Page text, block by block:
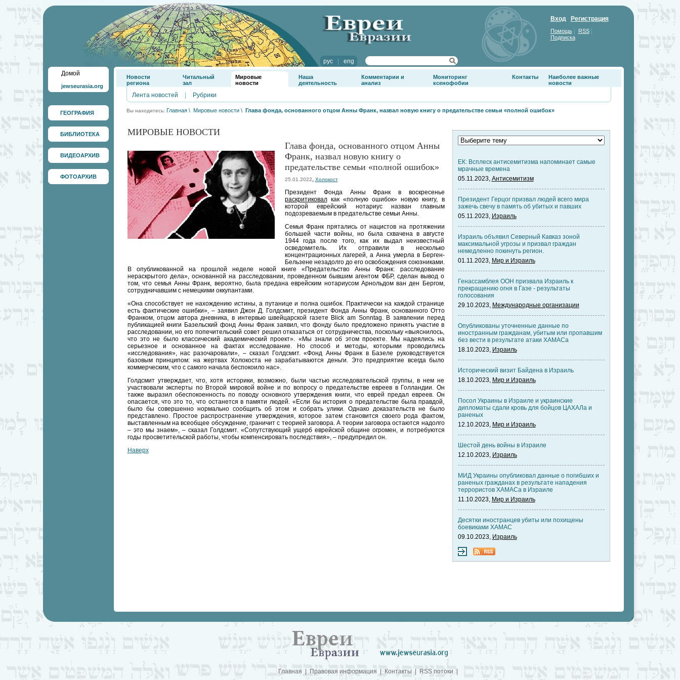
рус| eng
Вход Регистрация
Помощь| RSS|
Подписка
Домой
jewseurasia.org
ГЕОГРАФИЯ
БИБЛИОТЕКА
ВИДЕОАРХИВ
ФОТОАРХИВ
Новости
региона
Читальный
зал
Мировые
новости
Наша
деятельность
Комментарии и
анализ
Мониторинг
ксенофобии
Контакты
Наиболее важные
новости
Лента новостей Рубрики
Вы находитесь: Главная \ Мировые новости \ Глава фонда, основанного отцом Анны Франк, назвал новую книгу о предательстве семьи «полной ошибок»
МИРОВЫЕ НОВОСТИ
Глава фонда, основанного отцом Анны
Франк, назвал новую книгу о
предательстве семьи «полной ошибок»
25.01.2022, Холокост
Президент Фонда Анны Франк в воскресенье
раскритиковалкак «полную ошибок» новую книгу, в
которой еврейский нотариус назван главным
подозреваемым в предательстве семьи Анны.
Семья Франк прятались от нацистов на протяжении
большей части войны, но была схвачена в августе
1944 года после того, как их выдал неизвестный
осведомитель. Их отправили в несколько
концентрационных лагерей, а Анна умерла в Берген-
Бельзене незадолго до его освобождения союзниками.
В опубликованной на прошлой неделе новой книге «Предательство Анны Франк: расследование
нераскрытого дела», основанной на расследовании, проведенном бывшим агентом ФБР, сделан вывод о
том, что семья Анны Франк, вероятно, была предана еврейским нотариусом Арнольдом ван ден Бергом,
сотрудничавшим с немецкими оккупантами.
«Она способствует не нахождению истины, а путанице и полна ошибок. Практически на каждой странице
есть фактические ошибки», – заявил Джон Д. Голдсмит, президент Фонда Анны Франк, основанного Отто
Франком, отцом автора дневника, в интервью швейцарской газете Blick am Sonntag. В заявлении перед
публикацией книги Базельский фонд Анны Франк заявил, что фонду было предложено принять участие в
расследовании, но его попечительский совет решил отказаться от сотрудничества, поскольку «выяснилось,
что это не было классический академический проект». «Мы знали об этом проекте. Мы надеялись на
серьезное и основанное на фактах исследование. Но способ и методы, которыми проводились
«исследования», нас разочаровали», – сказал Голдсмит. «Фонд Анны Франк в Базеле руководствуется
базовым принципом: на жертвах Холокоста не зарабатываются деньги. Это предприятие всегда было
коммерческим, что с самого начала беспокоило нас».
Голдсмит утверждает, что, хотя историки, возможно, были частью исследовательской группы, в нем не
участвовали эксперты по Второй мировой войне и по вопросу о предательстве евреев в Голландии. Он
также выразил обеспокоенность по поводу основного утверждения книги, что еврей предал евреев. Он
опасается, что это то, что останется в памяти людей. «Если бы история о предательстве была правдой,
было бы совершенно нормально сообщить об этом и собрать улики. Однако доказательств не было
представлено. Простое распространение утверждения, которое затем становится своего рода фактом,
выставленным на всеобщее обсуждение, граничит с теорией заговора. А теории заговора остаются надолго
– это мы знаем», – сказал Голдсмит. «Сопутствующий ущерб еврейской общине огромен, и потребуются
годы просветительской работы, чтобы компенсировать последствия», – предупредил он.
Наверх
ЕК: Всплеск антисемитизма напоминает самые
мрачные времена
05.11.2023, Антисемитизм
Президент Герцог призвал людей всего мира
зажечь свечу в память об убитых и павших
05.11.2023, Израиль
Израиль объявил Северный Кавказ зоной
максимальной угрозы и призвал граждан
немедленно покинуть регион.
01.11.2023, Мир и Израиль
Генассамблея ООН призвала Израиль к
прекращению огня в Газе - результаты
голосования
29.10.2023, Международные организации
Опубликованы уточненные данные по
иностранным гражданам, убитым или пропавшим
без вести в результате атаки ХАМАСа
18.10.2023, Израиль
Исторический визит Байдена в Израиль
18.10.2023, Мир и Израиль
Посол Украины в Израиле и украинские
дипломаты сдали кровь для бойцов ЦАХАЛа и
раненых
12.10.2023, Мир и Израиль
Шестой день войны в Израиле
12.10.2023, Израиль
МИД Украины опубликовал данные о погибших и
раненых гражданах в результате нападения
террористов ХАМАСа в Израиле
11.10.2023, Мир и Израиль
Десятки иностранцев убиты или похищены
боевиками ХАМАС
09.10.2023, Израиль
Главная Правовая информация Контакты RSS потоки